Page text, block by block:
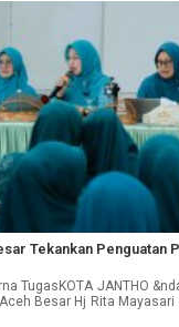
Tekankan Penguatan
TugasKOTA JANTHO
Aceh Besar Hj Rita